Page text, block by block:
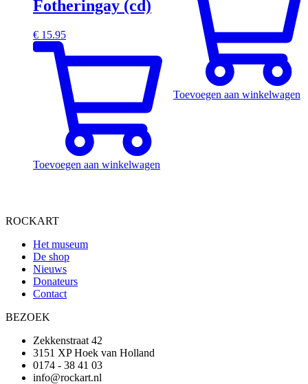
Fotheringay (cd)
€ 15.95
Toevoegen aan winkelwagen
Toevoegen aan winkelwagen
ROCKART
Het museum
De shop
Nieuws
Donateurs
Contact
BEZOEK
Zekkenstraat 42
3151 XP Hoek van Holland
0174 - 38 41 03
info@rockart.nl